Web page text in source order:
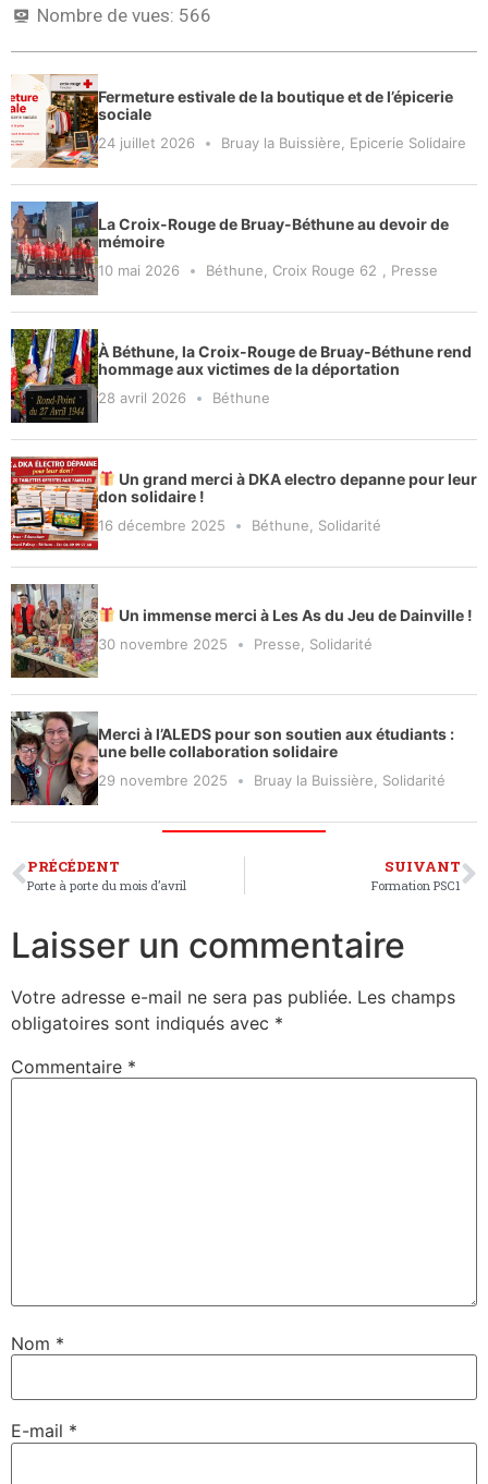
Nombre de vues: 566
Fermeture estivale de la boutique et de l’épicerie
sociale
24 juillet 2026 Bruay la Buissière Epicerie Solidaire
La Croix-Rouge de Bruay-Béthune au devoir de
mémoire
10 mai 2026 Béthune Croix Rouge 62 Presse
À Béthune, la Croix-Rouge de Bruay-Béthune rend
hommage aux victimes de la déportation
28 avril 2026 Béthune
Un grand merci à DKA electro depanne pour leur
don solidaire !
16 décembre 2025 Béthune Solidarité
Un immense merci à Les As du Jeu de Dainville !
30 novembre 2025 Presse Solidarité
Merci à l’ALEDS pour son soutien aux étudiants :
une belle collaboration solidaire
29 novembre 2025 Bruay la Buissière Solidarité
PRÉCÉDENT
Porte à porte du mois d’avril
SUIVANT
Formation PSC1
Laisser un commentaire
Votre adresse e-mail ne sera pas publiée. Les champs
obligatoires sont indiqués avec *
Commentaire *
Nom *
E-mail *